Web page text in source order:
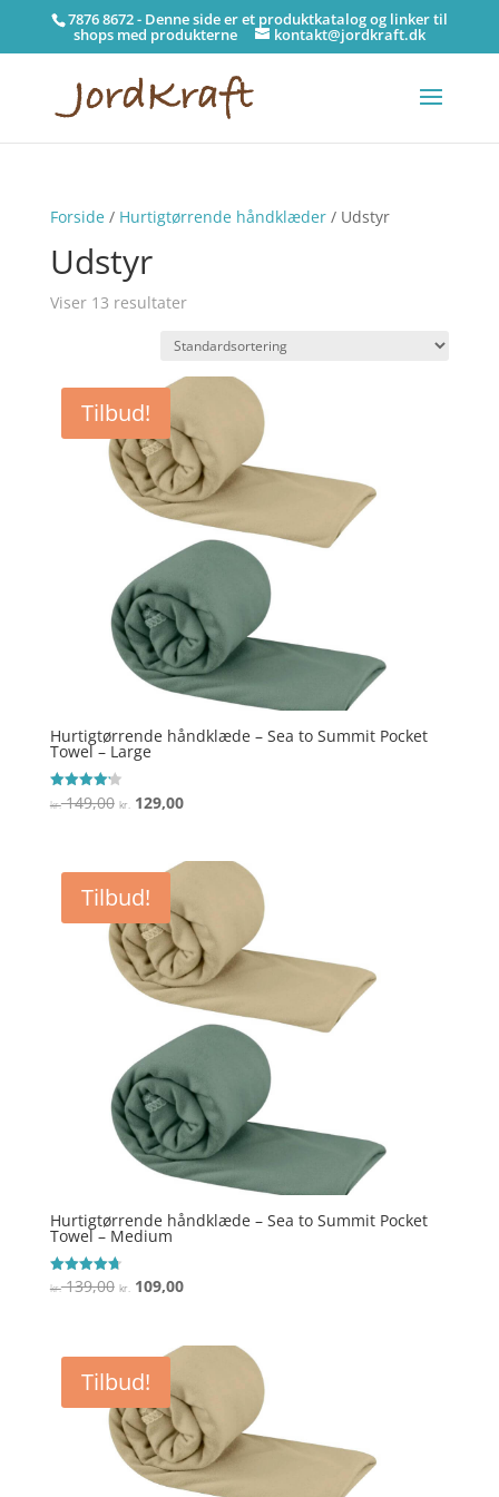
7876 8672 - Denne side er et produktkatalog og linker til
shops med produkterne kontakt@jordkraft.dk
Forside/ Hurtigtørrende håndklæder/ Udstyr
Udstyr
Viser 13 resultater
Tilbud!
Hurtigtørrende håndklæde – Sea to Summit Pocket
Towel – Large
Vurderet
4.2
kr.149,00 Den
var:
kr. 149,00.
kr. 129,00Den
kr. 129,00.
Tilbud!
Hurtigtørrende håndklæde – Sea to Summit Pocket
Towel – Medium
Vurderet
4.7
kr.139,00 Den
var:
kr. 139,00.
kr.109,00Den
kr. 109,00.
Tilbud!